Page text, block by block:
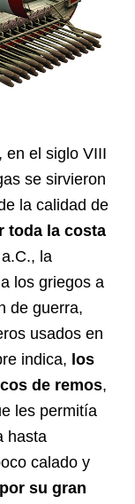
en el siglo VIII
se sirvieron
la calidad de
toda la costa
la
los griegos a
de guerra,
usados en
indica, los
de remos,
les permitía
hasta
calado y
su gran